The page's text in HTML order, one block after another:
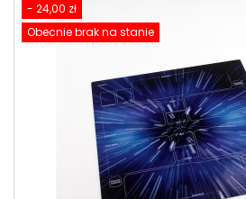
- 24,00 zł
Obecnie brak na stanie